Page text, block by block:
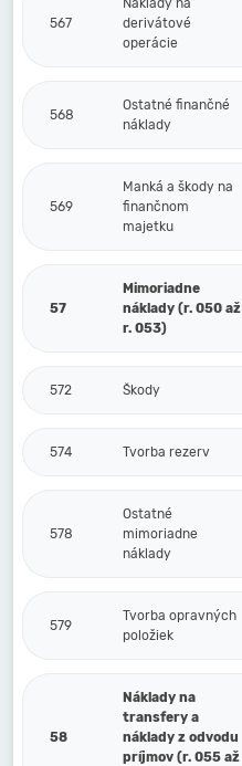
567
Náklady na
derivátové
operácie
568
Ostatné finančné
náklady
569
Manká a škody na
finančnom
majetku
57
Mimoriadne
náklady (r. 050 až
r. 053)
572 Škody
574 Tvorba rezerv
578
Ostatné
mimoriadne
náklady
579
Tvorba opravných
položiek
58
Náklady na
transfery a
náklady z odvodu
príjmov (r. 055 až